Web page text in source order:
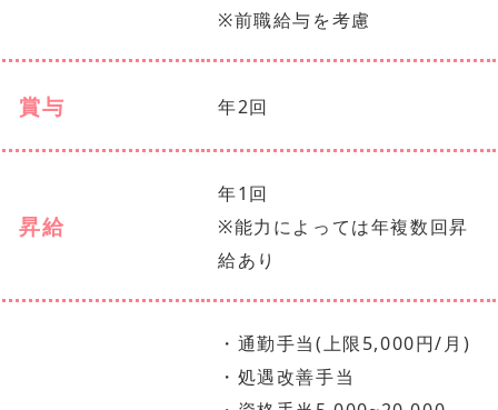
※前職給与を考慮
賞与 年2回
昇給
年1回
※能力によっては年複数回昇
給あり
・通勤手当(上限5,000円/月)
・処遇改善手当